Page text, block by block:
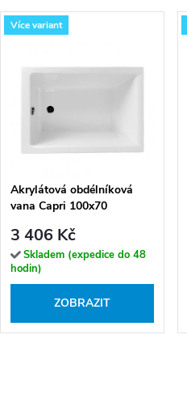
Více variant
Akrylátová obdélníková
vana Capri 100x70
3 406 Kč
Skladem (expedice do 48
hodin)
ZOBRAZIT